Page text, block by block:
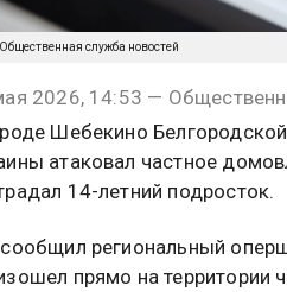
служба новостей
2026, 14:53 —
Шебекино
атаковал частное
14-летний подросток.
региональный
прямо на